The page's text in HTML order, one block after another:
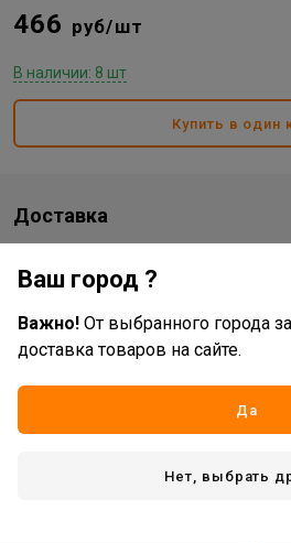
466 руб/шт
В наличии: 8 шт
Купить в один
Доставка
оформлении заказа.
Характеристики
Страна производитель
Ваш город ?
Важно! От выбранного города
доставка товаров на сайте.
Да
Нет, выбрать